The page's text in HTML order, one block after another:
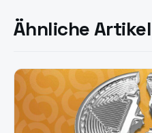
Ähnliche Artikel